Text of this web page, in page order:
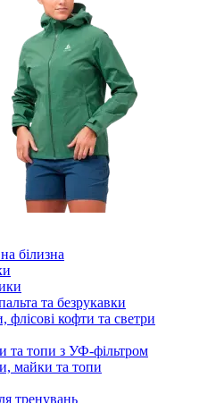
білизна
та безрукавки
флісові кофти та светри
та топи з УФ-фільтром
майки та топи
тренувань